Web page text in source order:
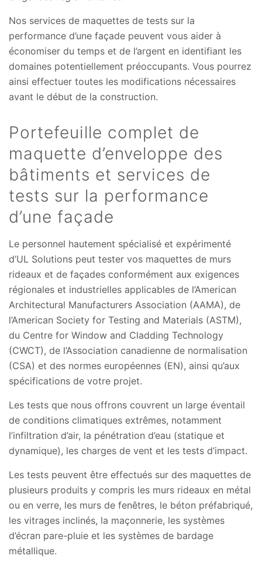
Nos services de maquettes de tests sur la
performance d’une façade peuvent vous aider à
économiser du temps et de l’argent en identifiant les
domaines potentiellement préoccupants. Vous pourrez
ainsi effectuer toutes les modifications nécessaires
avant le début de la construction.
Portefeuille complet de
maquette d’enveloppe des
bâtiments et services de
tests sur la performance
d’une façade
Le personnel hautement spécialisé et expérimenté
d’UL Solutions peut tester vos maquettes de murs
rideaux et de façades conformément aux exigences
régionales et industrielles applicables de l’American
Architectural Manufacturers Association (AAMA), de
l’American Society for Testing and Materials (ASTM),
du Centre for Window and Cladding Technology
(CWCT), de l’Association canadienne de normalisation
(CSA) et des normes européennes (EN), ainsi qu’aux
spécifications de votre projet.
Les tests que nous offrons couvrent un large éventail
de conditions climatiques extrêmes, notamment
l’infiltration d’air, la pénétration d’eau (statique et
dynamique), les charges de vent et les tests d’impact.
Les tests peuvent être effectués sur des maquettes de
plusieurs produits y compris les murs rideaux en métal
ou en verre, les murs de fenêtres, le béton préfabriqué,
les vitrages inclinés, la maçonnerie, les systèmes
d’écran pare-pluie et les systèmes de bardage
métallique.